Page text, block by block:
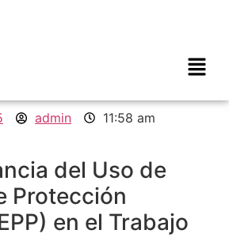
admin 11:58 am
del Uso de
Protección
en el Trabajo